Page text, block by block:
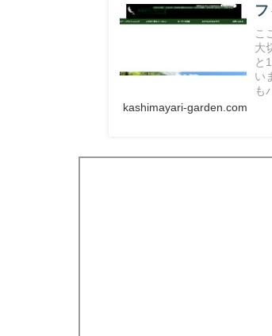
こ
大
と
い
も
kashimayari-garden.com